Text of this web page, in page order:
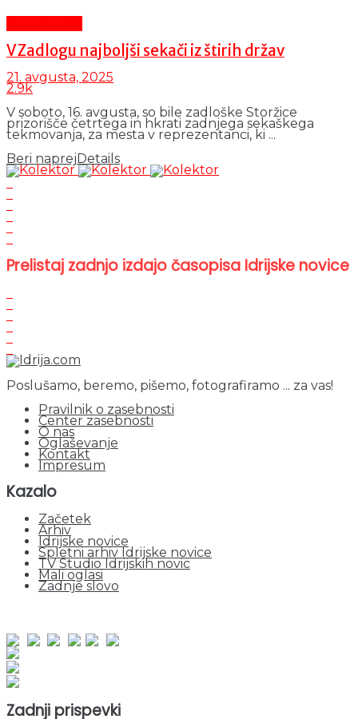
V Zadlogu najboljši sekači iz štirih držav
21. avgusta, 2025
2.9k
V soboto, 16. avgusta, so bile zadloške Storžice
prizorišče četrtega in hkrati zadnjega sekaškega
tekmovanja, za mesta v reprezentanci, ki ...
Beri naprej Details
Prelistaj zadnjo izdajo časopisa Idrijske novice
Poslušamo, beremo, pišemo, fotografiramo ... za vas!
Pravilnik o zasebnosti
Center zasebnosti
O nas
Oglaševanje
Kontakt
Impresum
Kazalo
Začetek
Arhiv
Idrijske novice
Spletni arhiv Idrijske novice
TV Studio Idrijskih novic
Mali oglasi
Zadnje slovo
Zadnji prispevki